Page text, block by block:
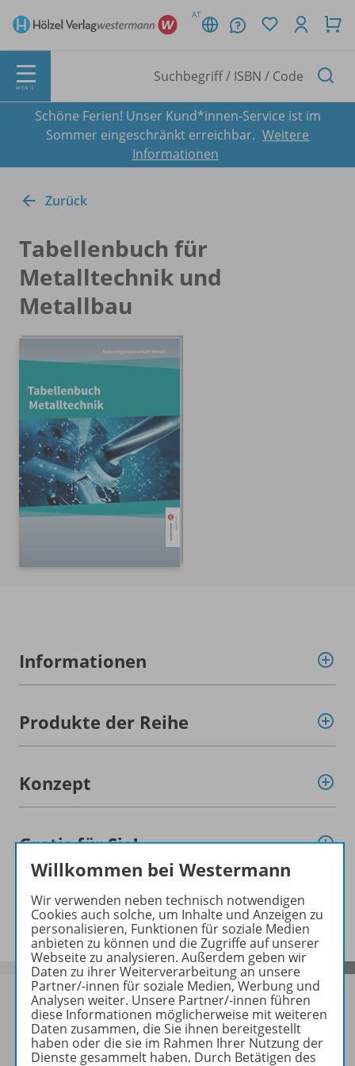
AT
MENÜ
Schöne Ferien! Unser Kund*innen-Service ist im
Sommer eingeschränkt erreichbar. Weitere
Informationen
Zurück
Tabellenbuch für
Metalltechnik und
Metallbau
Informationen
Produkte der Reihe
Konzept
Gratis für Sie!
Empfehlungen der Redaktion
Sofort profitieren
Willkommen bei Westermann
Wir verwenden neben technisch notwendigen
Cookies auch solche, um Inhalte und Anzeigen zu
personalisieren, Funktionen für soziale Medien
anbieten zu können und die Zugriffe auf unserer
Webseite zu analysieren. Außerdem geben wir
Daten zu ihrer Weiterverarbeitung an unsere
Partner/-innen für soziale Medien, Werbung und
Analysen weiter. Unsere Partner/-innen führen
diese Informationen möglicherweise mit weiteren
Daten zusammen, die Sie ihnen bereitgestellt
haben oder die sie im Rahmen Ihrer Nutzung der
Dienste gesammelt haben. Durch Betätigen des